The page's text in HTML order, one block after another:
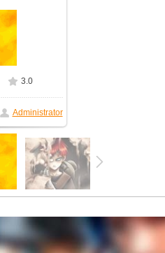
3.0
Administrator